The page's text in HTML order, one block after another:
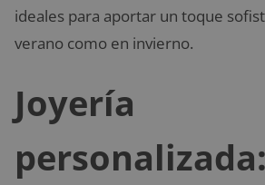
ideales para aportar un toque
verano como en invierno.
Joyería